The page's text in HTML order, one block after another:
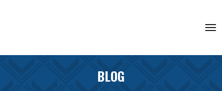
BLOG